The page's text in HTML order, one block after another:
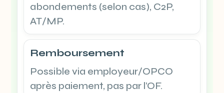
abondements (selon cas), C2P,
AT/MP.
Remboursement
Possible via employeur/OPCO
après paiement, pas par l’OF.